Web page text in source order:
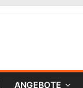
ANGEBOTE